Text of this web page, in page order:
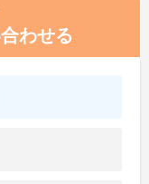
わせる